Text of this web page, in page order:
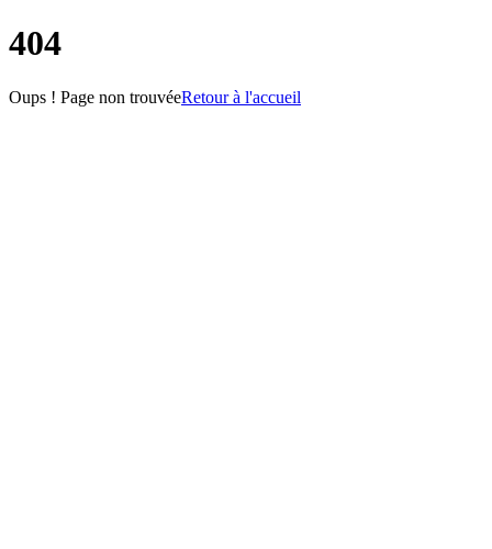
404
Oups ! Page non trouvéeRetour à l'accueil